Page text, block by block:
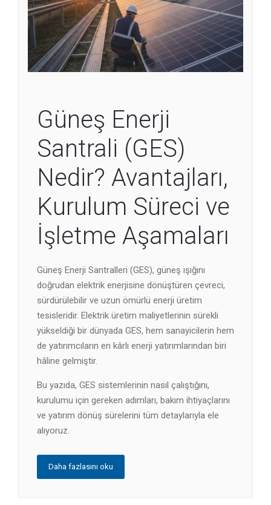
Güneş Enerji
Santrali (GES)
Nedir? Avantajları,
Kurulum Süreci ve
İşletme Aşamaları
Güneş Enerji Santralleri (GES), güneş ışığını
doğrudan elektrik enerjisine dönüştüren çevreci,
sürdürülebilir ve uzun ömürlü enerji üretim
tesisleridir. Elektrik üretim maliyetlerinin sürekli
yükseldiği bir dünyada GES, hem sanayicilerin hem
de yatırımcıların en kârlı enerji yatırımlarından biri
hâline gelmiştir.
Bu yazıda, GES sistemlerinin nasıl çalıştığını,
kurulumu için gereken adımları, bakım ihtiyaçlarını
ve yatırım dönüş sürelerini tüm detaylarıyla ele
alıyoruz.
Daha fazlasını oku